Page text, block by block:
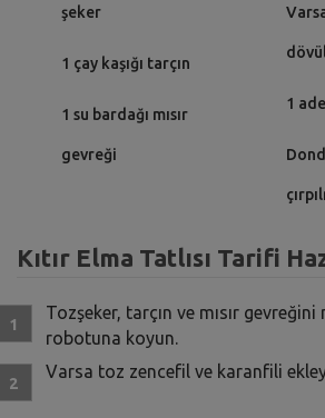
şeker
1 çay kaşığı tarçın
1 su bardağı mısır
gevreği
1
Kıtır Elma Tatlısı Tarifi
Tozşeker, tarçın ve mısır
robotuna koyun.
Varsa toz zencefil ve karanfili